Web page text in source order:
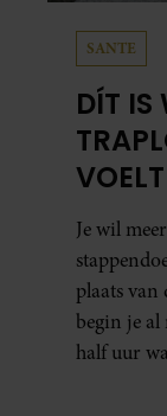
SANTE
DÍT IS
NIET
Je wil
plaats
begin je
half uur